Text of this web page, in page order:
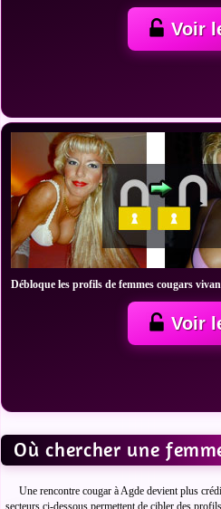
Voir
Débloque les profils de femmes cougars
Voir
Où chercher une
Une rencontre cougar à Agde devient plus
secteurs ci-dessous permettent de cibler des